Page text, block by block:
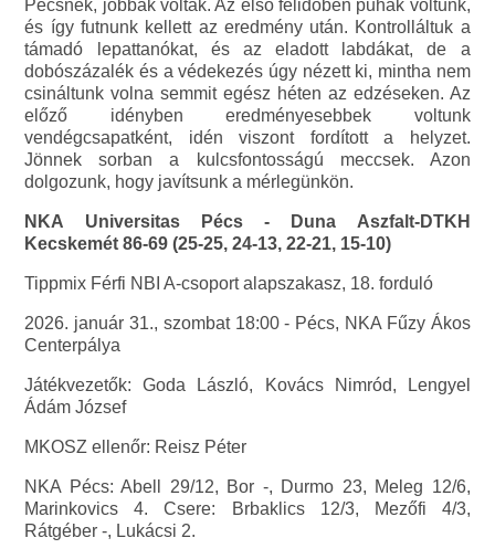
Pécsnek, jobbak voltak. Az első félidőben puhák voltunk,
és így futnunk kellett az eredmény után. Kontrolláltuk a
támadó lepattanókat, és az eladott labdákat, de a
dobószázalék és a védekezés úgy nézett ki, mintha nem
csináltunk volna semmit egész héten az edzéseken. Az
előző idényben eredményesebbek voltunk
vendégcsapatként, idén viszont fordított a helyzet.
Jönnek sorban a kulcsfontosságú meccsek. Azon
dolgozunk, hogy javítsunk a mérlegünkön.
NKA Universitas Pécs - Duna Aszfalt-DTKH
Kecskemét 86-69 (25-25, 24-13, 22-21, 15-10)
Tippmix Férfi NBI A-csoport alapszakasz, 18. forduló
2026. január 31., szombat 18:00 - Pécs, NKA Fűzy Ákos
Centerpálya
Játékvezetők: Goda László, Kovács Nimród, Lengyel
Ádám József
MKOSZ ellenőr: Reisz Péter
NKA Pécs: Abell 29/12, Bor -, Durmo 23, Meleg 12/6,
Marinkovics 4. Csere: Brbaklics 12/3, Mezőfi 4/3,
Rátgéber -, Lukácsi 2.